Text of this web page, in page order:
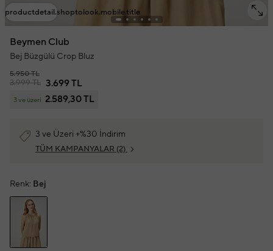
productdetail.shoptolook.mobile.title
Beymen Club
Bej Büzgülü Crop Bluz
5.950 TL
3.999 TL 3.699 TL
3 ve üzeri 2.589,30 TL
3 ve Üzeri +%30 İndirim
TÜM KAMPANYALAR (2)
Renk: Bej